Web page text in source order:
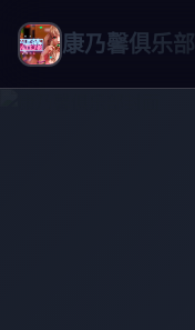
康乃馨俱乐部